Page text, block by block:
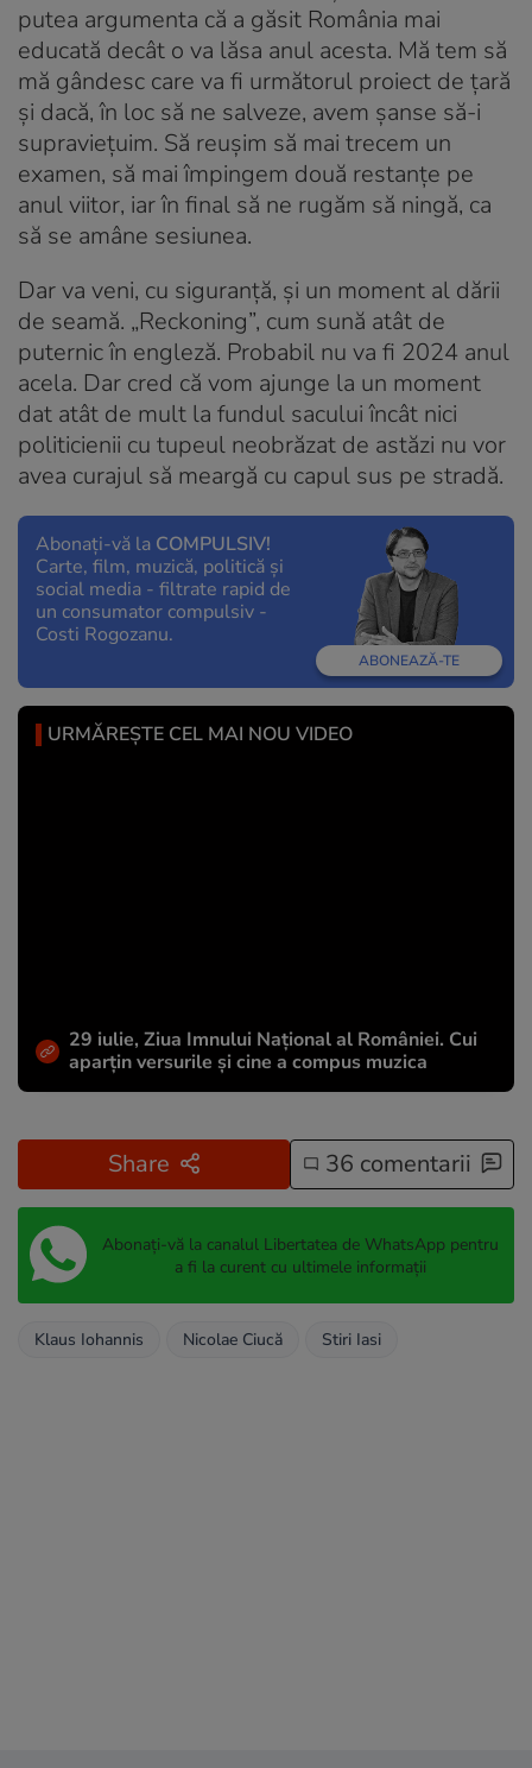
putea argumenta că a găsit România mai
educată decât o va lăsa anul acesta. Mă tem să
mă gândesc care va fi următorul proiect de țară
și dacă, în loc să ne salveze, avem șanse să-i
supraviețuim. Să reușim să mai trecem un
examen, să mai împingem două restanțe pe
anul viitor, iar în final să ne rugăm să ningă, ca
să se amâne sesiunea.
Dar va veni, cu siguranță, și un moment al dării
de seamă. „Reckoning”, cum sună atât de
puternic în engleză. Probabil nu va fi 2024 anul
acela. Dar cred că vom ajunge la un moment
dat atât de mult la fundul sacului încât nici
politicienii cu tupeul neobrăzat de astăzi nu vor
avea curajul să meargă cu capul sus pe stradă.
Abonați-vă la COMPULSIV!
Carte, film, muzică, politică și
social media - filtrate rapid de
un consumator compulsiv -
Costi Rogozanu.
ABONEAZĂ-TE
URMĂREȘTE CEL MAI NOU VIDEO
29 iulie, Ziua Imnului Național al României. Cui
aparțin versurile și cine a compus muzica
Share 36 comentarii
Abonați-vă la canalul Libertatea de WhatsApp pentru
a fi la curent cu ultimele informații
Klaus Iohannis Nicolae Ciucă Stiri Iasi